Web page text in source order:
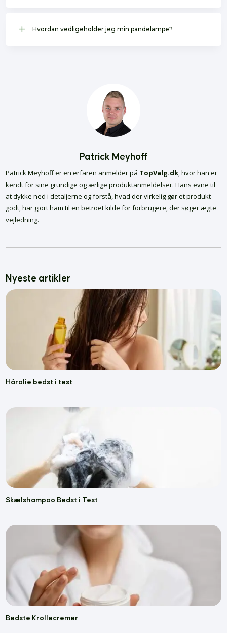
L Hvordan vedligeholder jeg min pandelampe?
Patrick Meyhoff
Patrick Meyhoff er en erfaren anmelder på TopValg.dk, hvor han er
kendt for sine grundige og ærlige produktanmeldelser. Hans evne til
at dykke ned i detaljerne og forstå, hvad der virkelig gør et produkt
godt, har gjort ham til en betroet kilde for forbrugere, der søger ægte
vejledning.
Nyeste artikler
Hårolie bedst i test
Skælshampoo Bedst i Test
Bedste Krøllecremer